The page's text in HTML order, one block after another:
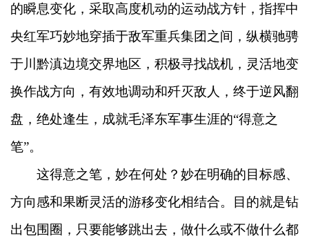
的瞬息变化，采取高度机动的运动战方针，指挥中
央红军巧妙地穿插于敌军重兵集团之间，纵横驰骋
于川黔滇边境交界地区，积极寻找战机，灵活地变
换作战方向，有效地调动和歼灭敌人，终于逆风翻
盘，绝处逢生，成就毛泽东军事生涯的“得意之
笔”。
这得意之笔，妙在何处？妙在明确的目标感、
方向感和果断灵活的游移变化相结合。目的就是钻
出包围圈，只要能够跳出去，做什么或不做什么都